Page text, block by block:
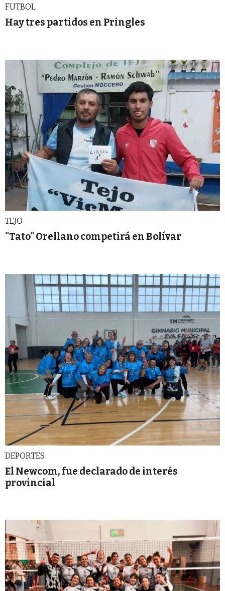
FUTBOL
Hay tres partidos en Pringles
TEJO
"Tato" Orellano competirá en Bolívar
DEPORTES
El Newcom, fue declarado de interés
provincial